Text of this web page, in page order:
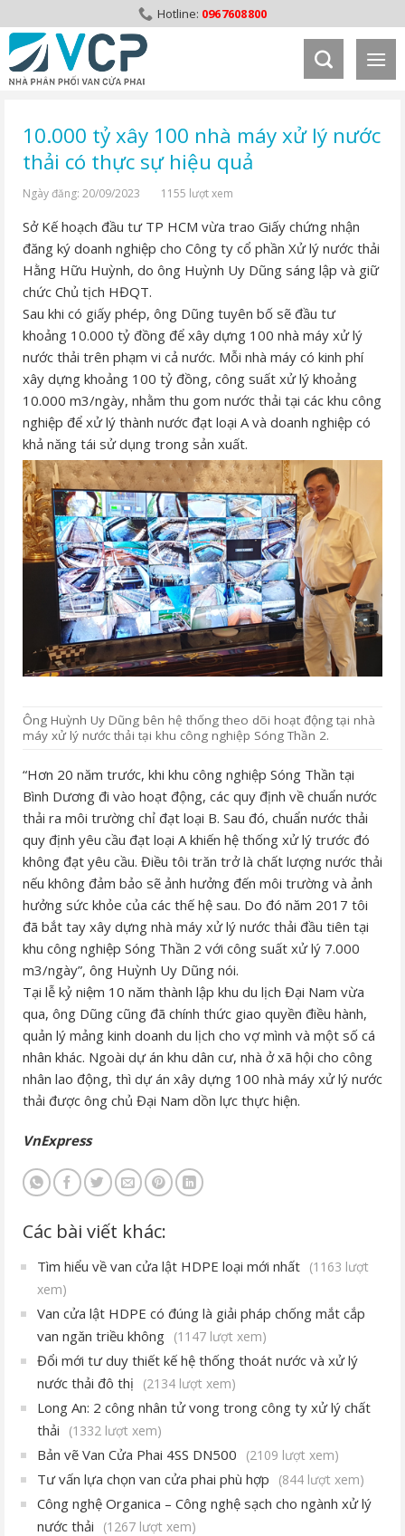
to
content
0967608800
10.000 tỷ xây 100 nhà máy xử lý nước
thải có thực sự hiệu quả
Ngày đăng: 20/09/2023 1155 lượt xem
Sở Kế hoạch đầu tư TP HCM vừa trao Giấy chứng nhận
đăng ký doanh nghiệp cho Công ty cổ phần Xử lý nước thải
Hằng Hữu Huỳnh, do ông Huỳnh Uy Dũng sáng lập và giữ
chức Chủ tịch HĐQT.
Sau khi có giấy phép, ông Dũng tuyên bố sẽ đầu tư
khoảng 10.000 tỷ đồng để xây dựng 100 nhà máy xử lý
nước thải trên phạm vi cả nước. Mỗi nhà máy có kinh phí
xây dựng khoảng 100 tỷ đồng, công suất xử lý khoảng
10.000 m3/ngày, nhằm thu gom nước thải tại các khu công
nghiệp để xử lý thành nước đạt loại A và doanh nghiệp có
khả năng tái sử dụng trong sản xuất.
Ông Huỳnh Uy Dũng bên hệ thống theo dõi hoạt động tại nhà
máy xử lý nước thải tại khu công nghiệp Sóng Thần 2.
“Hơn 20 năm trước, khi khu công nghiệp Sóng Thần tại
Bình Dương đi vào hoạt động, các quy định về chuẩn nước
thải ra môi trường chỉ đạt loại B. Sau đó, chuẩn nước thải
quy định yêu cầu đạt loại A khiến hệ thống xử lý trước đó
không đạt yêu cầu. Điều tôi trăn trở là chất lượng nước thải
nếu không đảm bảo sẽ ảnh hưởng đến môi trường và ảnh
hưởng sức khỏe của các thế hệ sau. Do đó năm 2017 tôi
đã bắt tay xây dựng nhà máy xử lý nước thải đầu tiên tại
khu công nghiệp Sóng Thần 2 với công suất xử lý 7.000
m3/ngày”, ông Huỳnh Uy Dũng nói.
Tại lễ kỷ niệm 10 năm thành lập khu du lịch Đại Nam vừa
qua, ông Dũng cũng đã chính thức giao quyền điều hành,
quản lý mảng kinh doanh du lịch cho vợ mình và một số cá
nhân khác. Ngoài dự án khu dân cư, nhà ở xã hội cho công
nhân lao động, thì dự án xây dựng 100 nhà máy xử lý nước
thải được ông chủ Đại Nam dồn lực thực hiện.
VnExpress
Các bài viết khác:
Tìm hiểu về van cửa lật HDPE loại mới nhất (1163 lượt
xem)
Van cửa lật HDPE có đúng là giải pháp chống mắt cắp
van ngăn triều không (1147 lượt xem)
Đổi mới tư duy thiết kế hệ thống thoát nước và xử lý
nước thải đô thị
(2134 lượt xem)
Long An: 2 công nhân tử vong trong công ty xử lý chất
thải
(1332 lượt xem)
Bản vẽ Van Cửa Phai 4SS DN500 (2109 lượt xem)
Tư vấn lựa chọn van cửa phai phù hợp (844 lượt xem)
Công nghệ Organica – Công nghệ sạch cho ngành xử lý
nước thải
(1267 lượt xem)